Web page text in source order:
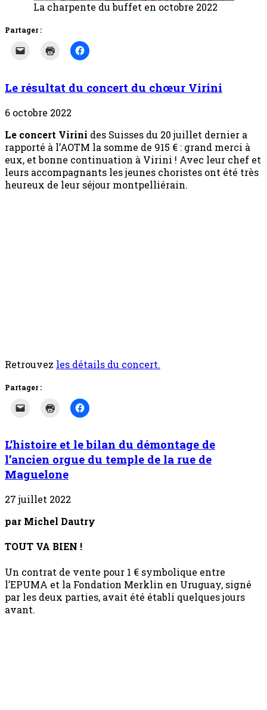
La charpente du buffet en octobre 2022
Partager :
Le résultat du concert du chœur Virini
6 octobre 2022
Le concert Virini des Suisses du 20 juillet dernier a
rapporté à l’AOTM la somme de 915 € : grand merci à
eux, et bonne continuation à Virini ! Avec leur chef et
leurs accompagnants les jeunes choristes ont été très
heureux de leur séjour montpelliérain.
Retrouvez les détails du concert.
Partager :
L’histoire et le bilan du démontage de
l’ancien orgue du temple de la rue de
Maguelone
27 juillet 2022
par Michel Dautry
TOUT VA BIEN !
Un contrat de vente pour 1 € symbolique entre
l’EPUMA et la Fondation Merklin en Uruguay, signé
par les deux parties, avait été établi quelques jours
avant.